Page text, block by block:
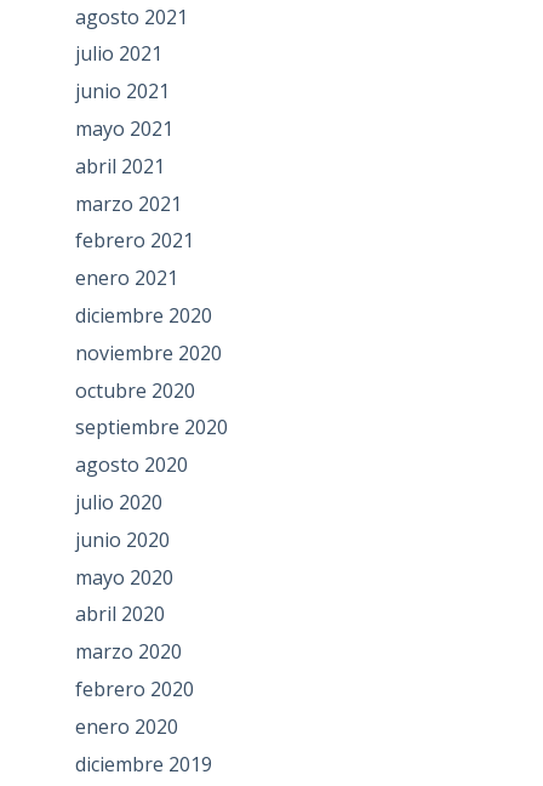
agosto 2021
julio 2021
junio 2021
mayo 2021
abril 2021
marzo 2021
febrero 2021
enero 2021
diciembre 2020
noviembre 2020
octubre 2020
septiembre 2020
agosto 2020
julio 2020
junio 2020
mayo 2020
abril 2020
marzo 2020
febrero 2020
enero 2020
diciembre 2019